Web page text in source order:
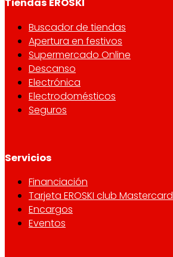
Tiendas EROSKI
Buscador de tiendas
Apertura en festivos
Supermercado Online
Descanso
Electrónica
Electrodomésticos
Seguros
Servicios
Financiación
Tarjeta EROSKI club Mastercard
Encargos
Eventos